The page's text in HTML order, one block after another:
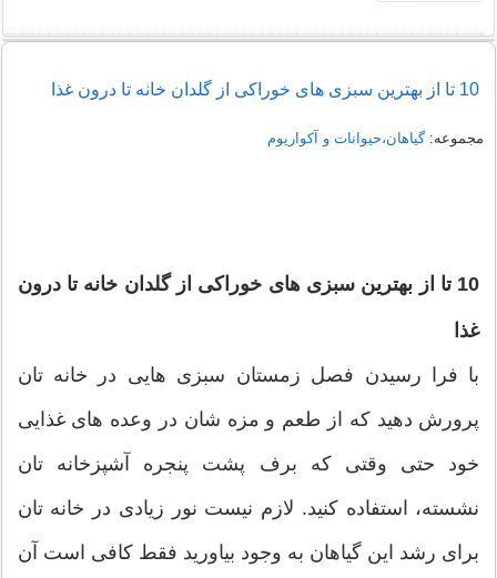
10 تا از بهترین سبزی های خوراکی از گلدان خانه تا درون غذا
مجموعه:گیاهان،حیوانات و آکواریوم
10 تا از بهترین سبزی های خوراکی از گلدان خانه تا درون
غذا
با فرا رسیدن فصل زمستان سبزی هایی در خانه تان
پرورش دهید که از طعم و مزه شان در وعده های غذایی
خود حتی وقتی که برف پشت پنجره آشپزخانه تان
نشسته، استفاده کنید. لازم نیست نور زیادی در خانه تان
برای رشد این گیاهان به وجود بیاورید فقط کافی است آن